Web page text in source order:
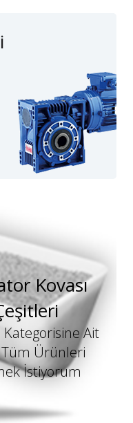
Kovası
Kategorisine Ait
Ürünleri
İstiyorum